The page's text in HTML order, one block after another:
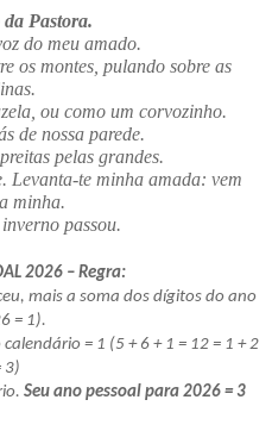
Pastora.
do meu amado.
os montes, pulando sobre as
ou como um corvozinho.
de nossa parede.
pelas grandes.
Levanta-te minha amada: vem
minha.
passou.
2026 – Regra:
mais a soma dos dígitos do ano
= 1).
= 1 (5 + 6 + 1 = 12 = 1 + 2
3)
Seu ano pessoal para 2026 = 3